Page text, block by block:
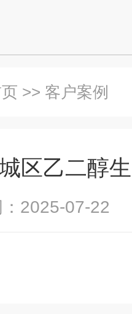
>> 客户案例
区乙二醇
：2025-07-